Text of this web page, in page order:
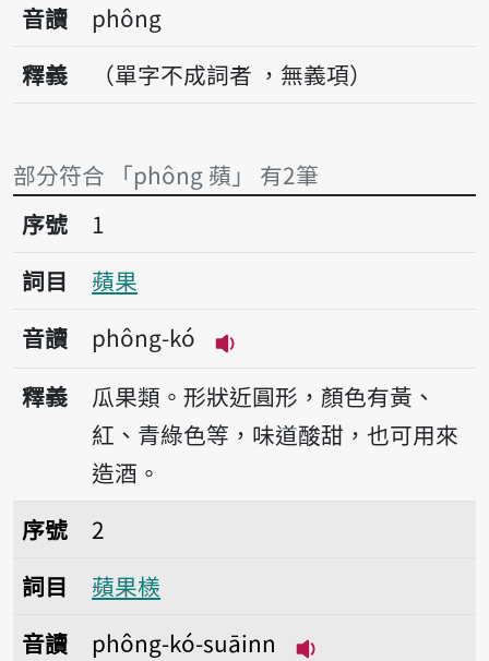
音讀
phông
釋義
（單字不成詞者 ，無義項）
部分符合 「phông 蘋」 有2筆
序號1蘋果
序號
1
詞目
蘋果
音讀
phông-kó
播放音讀phông-kó
釋義
瓜果類。形狀近圓形，顏色有黃、
紅、青綠色等，味道酸甜，也可用來
造酒。
序號2蘋果檨
序號
2
詞目
蘋果檨
音讀
phông-kó-suāinn